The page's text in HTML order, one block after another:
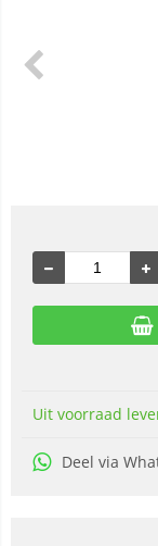
Uit voorraad
Deel via